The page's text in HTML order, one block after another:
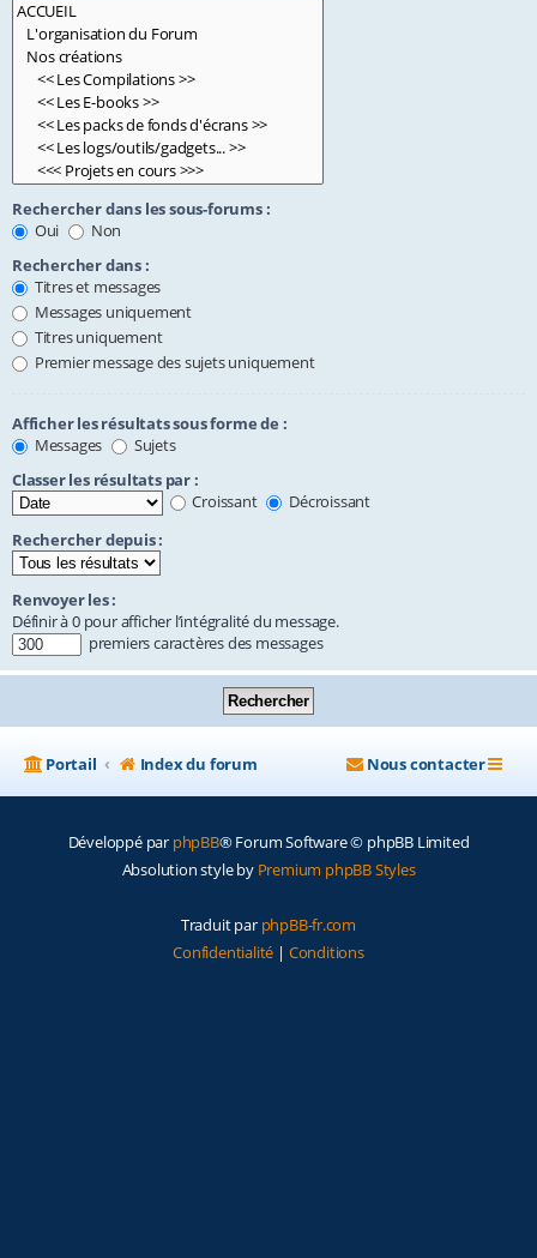
Rechercher dans les sous-forums :
Oui
Non
Rechercher dans :
Titres et messages
Messages uniquement
Titres uniquement
Premier message des sujets uniquement
Afficher les résultats sous forme de :
Messages
Sujets
Classer les résultats par :
Croissant
Décroissant
Rechercher depuis :
Renvoyer les :
Définir à 0 pour afficher l’intégralité du message.
premiers caractères des messages
Portail Index du forum Nous contacter
Développé par phpBB® Forum Software © phpBB Limited
Absolution style by Premium phpBB Styles
Traduit par phpBB-fr.com
Confidentialité | Conditions